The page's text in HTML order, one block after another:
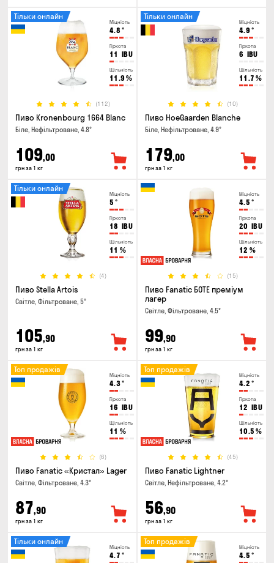
Міцність
4.8 °
Гіркота
11 IBU
Щільність
11.9 %
(112)
Тільки онлайн
Пиво Kronenbourg 1664 Blanc
Біле, Нефільтроване, 4.8°
109,00
грн за 1 кг
Міцність
4.9 °
Гіркота
6 IBU
Щільність
11.7 %
(10)
Тільки онлайн
Пиво HoeGaarden Blanche
Біле, Нефільтроване, 4.9°
179,00
грн за 1 кг
Міцність
5 °
Гіркота
18 IBU
Щільність
11 %
(4)
Тільки онлайн
Пиво Stella Artois
Світле, Фільтроване, 5°
105,90
грн за 1 кг
Міцність
4.5 °
Гіркота
20 IBU
Щільність
12 %
(15)
Пиво Fanatic БОТЕ преміум
лагер
Світле, Фільтроване, 4.5°
99,90
грн за 1 кг
Міцність
4.3°
Гіркота
16 IBU
Щільність
11 %
(6)
Топ продажів
Пиво Fanatic «Кристал» Lager
Світле, Фільтроване, 4.3°
87,90
грн за 1 кг
Міцність
4.2 °
Гіркота
12 IBU
Щільність
10.5 %
(45)
Топ продажів
Пиво Fanatic Lightner
Світле, Нефільтроване, 4.2°
56,90
грн за 1 кг
Міцність
4.7 °
Тільки онлайн
Міцність
4.5 °
Топ продажів